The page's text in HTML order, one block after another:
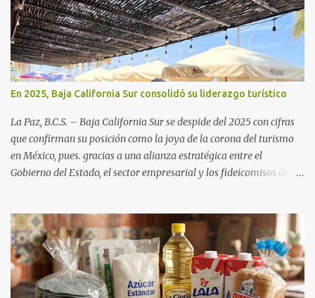
En 2025, Baja California Sur consolidó su liderazgo turístico
La Paz, B.C.S. – Baja California Sur se despide del 2025 con cifras
que confirman su posición como la joya de la corona del turismo
en México, pues. gracias a una alianza estratégica entre el
Gobierno del Estado, el sector empresarial y los fideicomisos de
una derrama económica sin precedentes. Las proyecciones para
este periodo vacacional son optimistas, con un promedio estatal
que supera el 70% . Sin embargo, la sorpresa del año la ha dado el
norte del estado. Comondú encabeza las expectativas con un
impresionante 89% de ocupación, impulsado por el interés